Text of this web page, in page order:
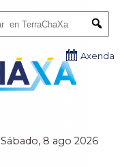
Sábado, 8 ago 2026
Axenda